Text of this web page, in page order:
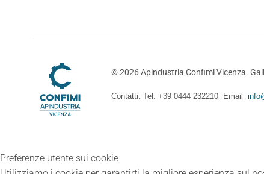
©2026Apindustria Confimi Vicenza.
Contatti: Tel. +39 0444 232210 Email
Preferenze utente sui cookie